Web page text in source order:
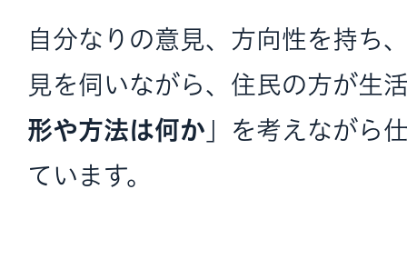
自分なりの意見、方向性を持ち
見を伺いながら、住民の方が生
形や方法は何か 」を考えながら
ています。